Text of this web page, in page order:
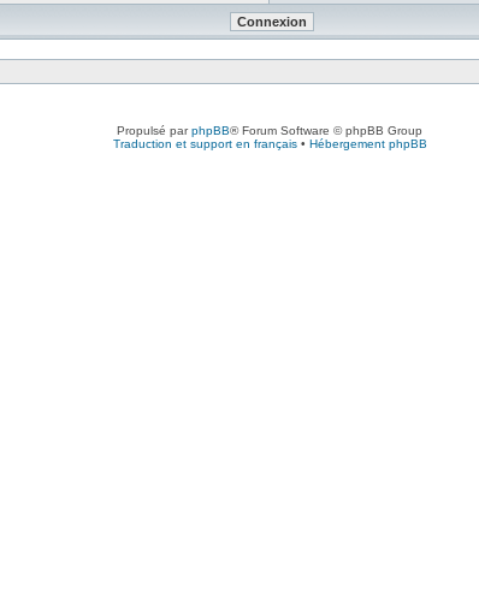
Propulsé parphpBB® Forum Software © phpBB Group
Traduction et support en français• Hébergement phpBB